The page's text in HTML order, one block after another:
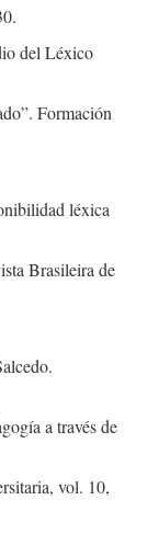
del Léxico
Formación
léxica
Brasileira de
a través de
vol. 10,